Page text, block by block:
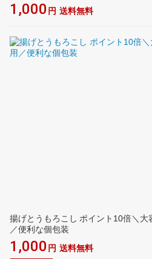
1,000 円 送料無料
揚げとうもろこし ポイント10倍＼
／便利な個包装
1,000 円 送料無料